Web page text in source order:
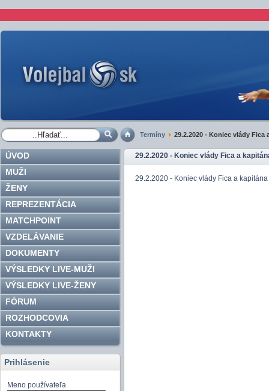
Termíny 29.2.2020 - Koniec vlády Fica
ÚVOD
MUŽI
ŽENY
REPREZENTÁCIA
MATCHPOINT
VZDELÁVANIE
DOKUMENTY
VÝSLEDKY LIVE-MUŽI
VÝSLEDKY LIVE-ŽENY
FÓRUM
ROZHODCOVIA
KONTAKTY
Prihlásenie
Meno používateľa
29.2.2020 - Koniec vlády Fica a
29.2.2020 - Koniec vlády Fica a kapitána